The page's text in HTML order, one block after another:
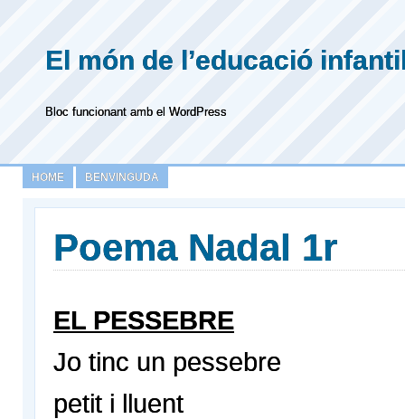
El món de l’educació
Bloc funcionant amb el WordPress
HOME BENVINGUDA
Poema Nadal 1r
EL PESSEBRE
Jo tinc un pessebre
petit i lluent